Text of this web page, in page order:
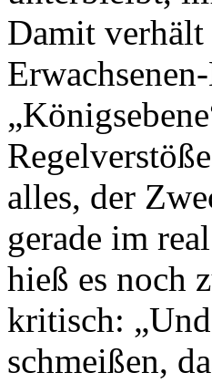
Damit verhält
alles, der
gerade im
hieß es noch
kritisch:
schmeißen,